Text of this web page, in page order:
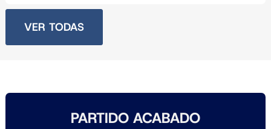
VER TODAS
PARTIDO ACABADO